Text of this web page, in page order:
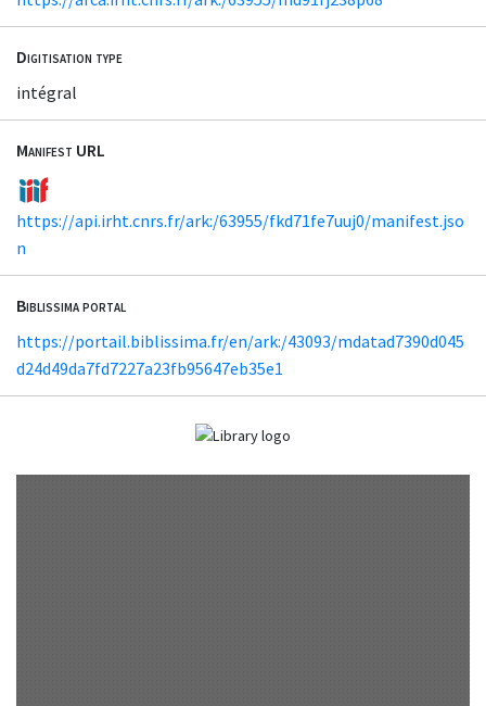
Digitisation type
intégral
Manifest URL
https://api.irht.cnrs.fr/ark:/63955/fkd71fe7uuj0/manifest.jso
n
Biblissima portal
https://portail.biblissima.fr/en/ark:/43093/mdatad7390d045
d24d49da7fd7227a23fb95647eb35e1